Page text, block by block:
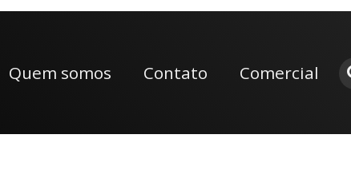
Quem somos Contato Comercial